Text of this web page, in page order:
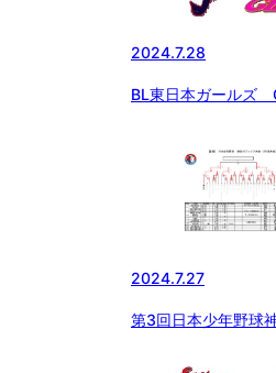
2024.7.28
BL東日本ガール
2024.7.27
第3回日本少年野球